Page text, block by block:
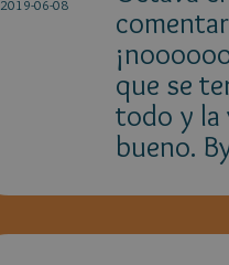
2019-06-08
que se
todo y la
bueno.